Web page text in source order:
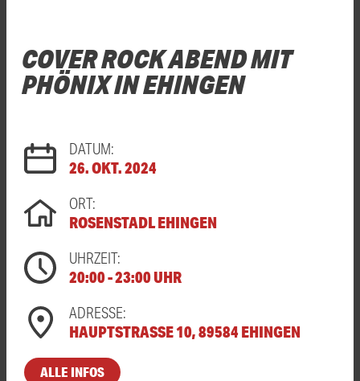
COVER ROCK ABEND MIT
PHÖNIX IN EHINGEN
DATUM:
26. OKT. 2024
ORT:
ROSENSTADL EHINGEN
UHRZEIT:
20:00 - 23:00 UHR
ADRESSE:
HAUPTSTRASSE 10, 89584 EHINGEN
ALLE INFOS